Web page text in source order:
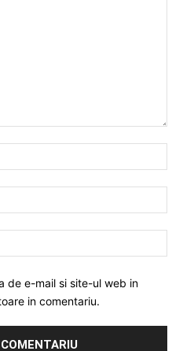
de e-mail si site-ul web in
in comentariu.